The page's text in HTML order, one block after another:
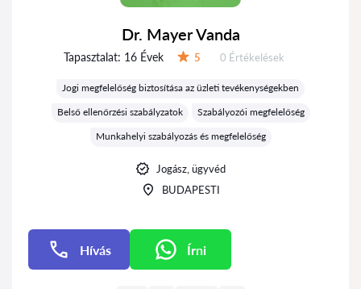
Dr. Mayer Vanda
Tapasztalat: 16 Évek 5 Értékelések:
0 Értékelések
Jogi megfelelőség biztosítása az üzleti tevékenységekben
Belső ellenőrzési szabályzatok
Szabályozói megfelelőség
Munkahelyi szabályozás és megfelelőség
Jogász, ügyvéd
BUDAPESTI
Hívás Írni